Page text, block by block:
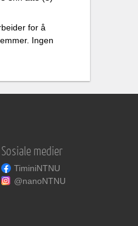
for å
Ingen
Sosiale medier
TiminiNTNU
@nanoNTNU